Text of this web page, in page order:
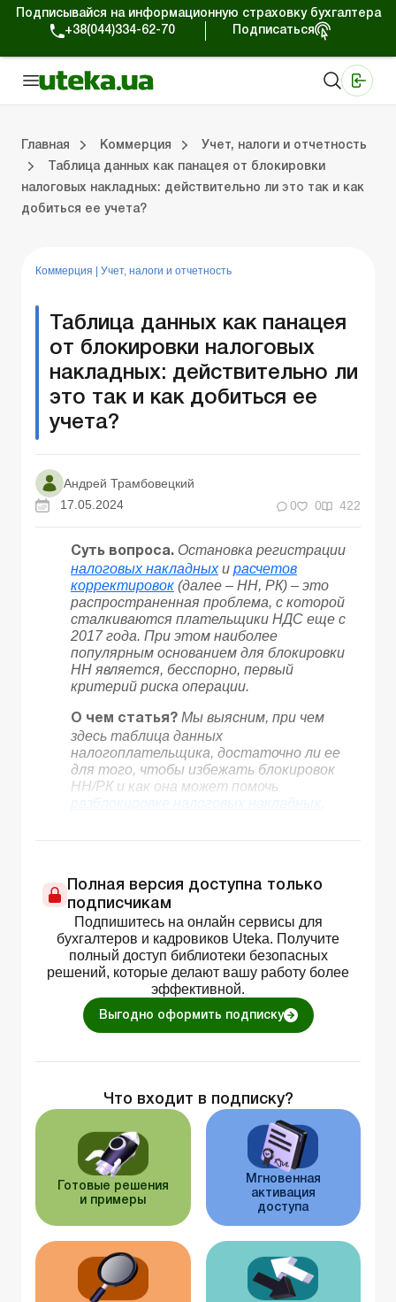
Подписывайся на информационную страховку бухгалтера
+38(044)334-62-70
Подписаться
Главная Коммерция
Учет, налоги и отчетность
Таблица данных как панацея от блокировки
налоговых накладных: действительно ли это так и как
добиться ее учета?
Коммерция Учет, налоги и отчетность
Таблица данных как панацея
от блокировки налоговых
накладных: действительно ли
это так и как добиться ее
учета?
Андрей Трамбовецкий
17.05.2024
0 0 422
Суть вопроса. Остановка регистрации
налоговых накладныхи расчетов
корректировок (далее – НН, РК) – это
распространенная проблема, с которой
сталкиваются плательщики НДС еще с
2017 года. При этом наиболее
популярным основанием для блокировки
НН является, бесспорно, первый
критерий риска операции.
О чем статья? Мы выясним, при чем
здесь таблица данных
налогоплательщика, достаточно ли ее
для того, чтобы избежать блокировок
НН/РК и как она может помочь
разблокировке налоговых накладных.
Полная версия доступна только
подписчикам
Подпишитесь на онлайн сервисы для
бухгалтеров и кадровиков Uteka. Получите
полный доступ библиотеки безопасных
решений, которые делают вашу работу более
эффективной.
Выгодно оформить подписку
Что входит в подписку?
Готовые решения
и примеры
Мгновенная
активация
доступа